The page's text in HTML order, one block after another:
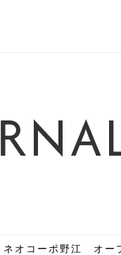
RNA
ネオコーポ野江 オ